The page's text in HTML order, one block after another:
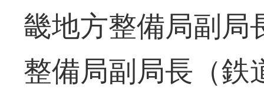
畿地方整備局副
整備局副局長（鉄